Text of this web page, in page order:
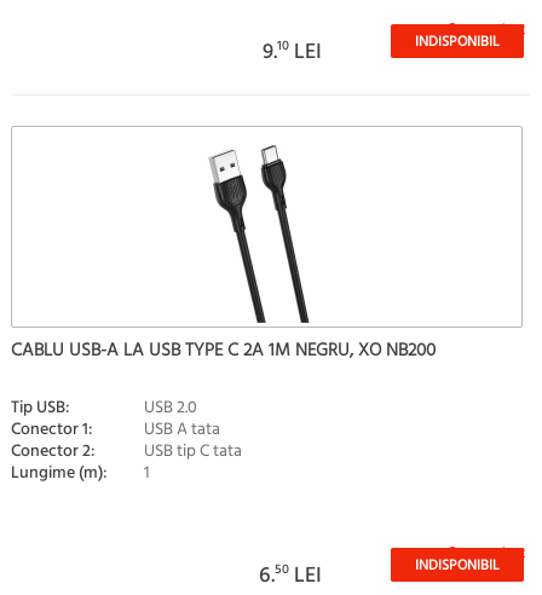
Stoc epuizat
9.10 LEI INDISPONIBIL
CABLU USB-A LA USB TYPE C 2A 1M NEGRU, XO NB200
Tip USB: USB 2.0
Conector 1: USB A tata
Conector 2: USB tip C tata
Lungime (m): 1
Stoc epuizat
6.50 LEI INDISPONIBIL